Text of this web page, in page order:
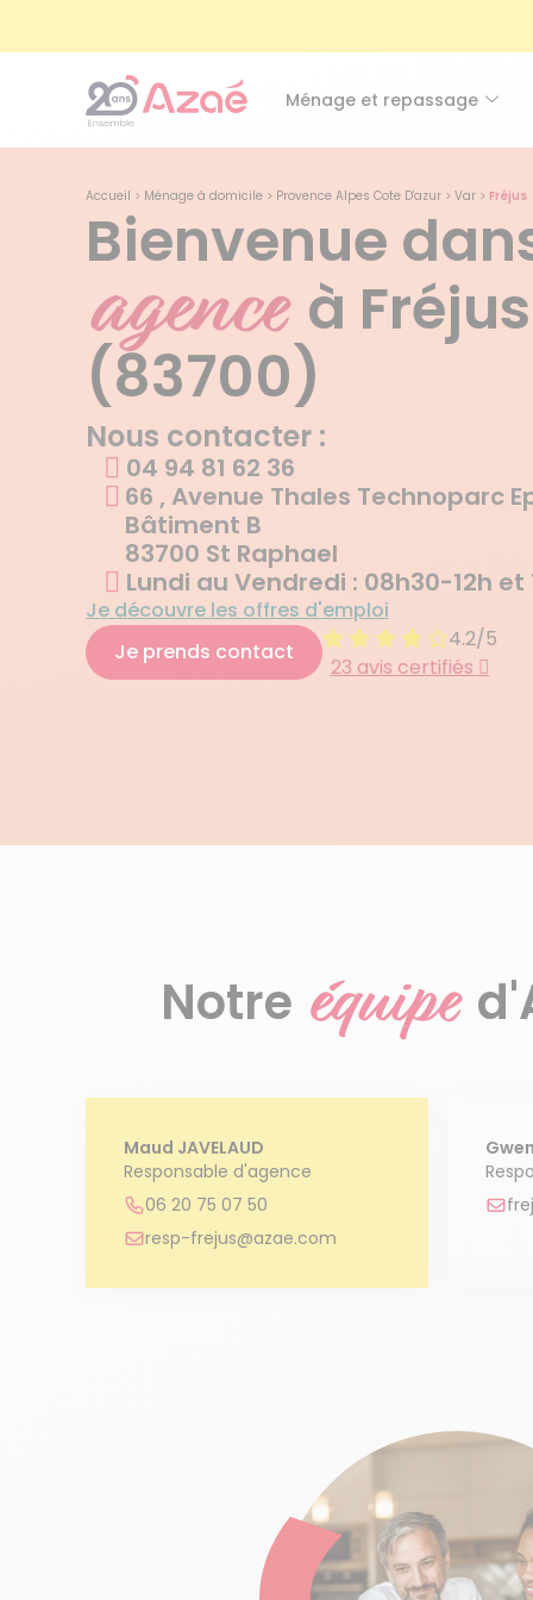
Ménage et repassage
Accueil > Ménage à domicile > Provence Alpes Cote D'azur > Var > Fréjus
Bienvenue
agence à Fréjus
(83700)
Nous contacter :
04 94 81 62 36
66 , Avenue Thales Technoparc
Bâtiment B
83700 St Raphael
Lundi au Vendredi : 08h30-12h et
Je découvre les offres d'emploi
Je prends contact
4.2/5
23 avis certifiés
Notre équipe
Maud JAVELAUD
Responsable d'agence
06 20 75 07 50
resp-frejus@azae.com